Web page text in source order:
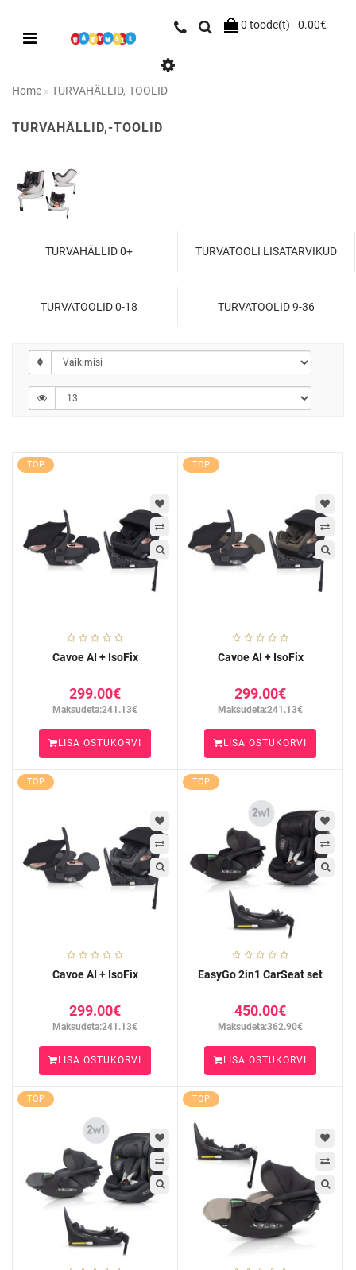
0 toode(t) - 0.00€
Home TURVAHÄLLID,-TOOLID
TURVAHÄLLID,-TOOLID
TURVAHÄLLID 0+ TURVATOOLI LISATARVIKUD
TURVATOOLID 0-18 TURVATOOLID 9-36
TOP
Cavoe AI + IsoFix
299.00€
Maksudeta:241.13€
LISA OSTUKORVI
TOP
Cavoe AI + IsoFix
299.00€
Maksudeta:241.13€
LISA OSTUKORVI
TOP
Cavoe AI + IsoFix
299.00€
Maksudeta:241.13€
LISA OSTUKORVI
TOP
EasyGo 2in1 CarSeat set
450.00€
Maksudeta:362.90€
LISA OSTUKORVI
TOP TOP